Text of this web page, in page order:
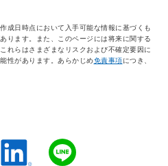
成日時点において入手可能な情報に基づくも
ります。また、このページには将来に関する
れらはさまざまなリスクおよび不確定要因に
性があります。あらかじめ免責事項につき、